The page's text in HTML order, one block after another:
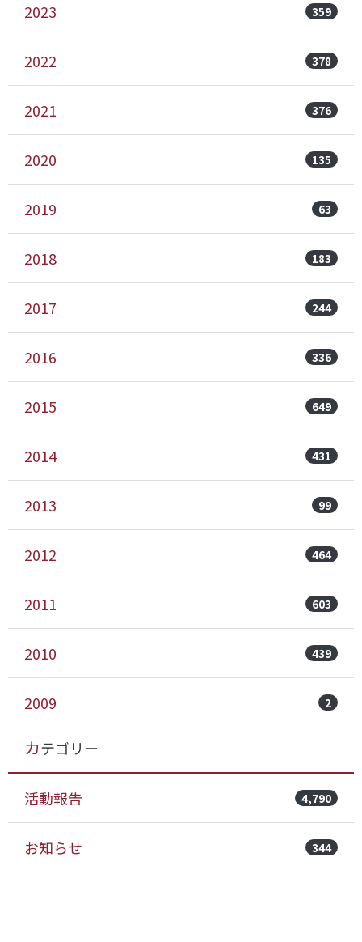
2023 359
2022 378
2021 376
2020 135
2019 63
2018 183
2017 244
2016 336
2015 649
2014 431
2013 99
2012 464
2011 603
2010 439
2009 2
カテゴリー
活動報告 4,790
お知らせ 344